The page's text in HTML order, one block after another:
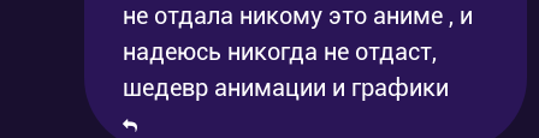
не отдала никому это аниме , и
надеюсь никогда не отдаст,
шедевр анимации и графики